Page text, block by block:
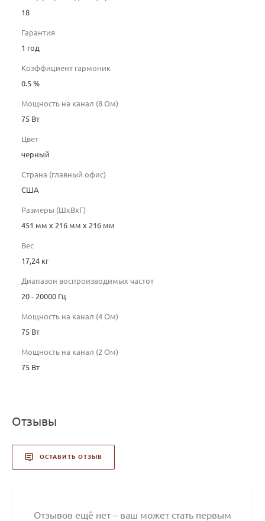
18
Гарантия
1 год
Коэффициент гармоник
0.5 %
Мощность на канал (8 Ом)
75 Вт
Цвет
черный
Страна (главный офис)
США
Размеры (ШхВхГ)
451 мм x 216 мм x 216 мм
Вес
17,24 кг
Диапазон воспроизводимых частот
20 - 20000 Гц
Мощность на канал (4 Ом)
75 Вт
Мощность на канал (2 Ом)
75 Вт
Отзывы
ОСТАВИТЬ ОТЗЫВ
Отзывов ещё нет – ваш может стать первым